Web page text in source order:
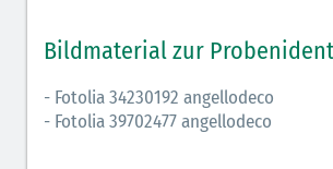
Bildmaterial zur
- Fotolia 34230192 angellodeco
- Fotolia 39702477 angellodeco